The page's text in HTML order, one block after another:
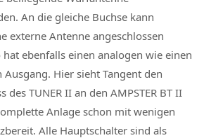
An die gleiche Buchse kann
externe Antenne angeschlossen
hat ebenfalls einen analogen wie einen
Hier sieht Tangent den
des TUNER II an den AMPSTER BT II
Anlage schon mit wenigen
Alle Hauptschalter sind als